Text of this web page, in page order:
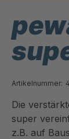
Artikelnummer:
Die
super
z.B. auf